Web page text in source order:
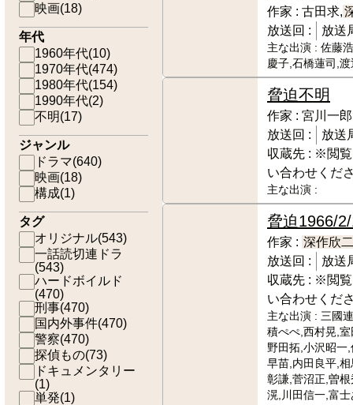
映画(18)
年代
1960年代(10)
1970年代(474)
1980年代(154)
1990年代(2)
不明(17)
ジャンル
ドラマ(640)
映画(18)
構成(1)
タグ
オリジナル(543)
一話読切連ドラ
(543)
ハードボイルド
(470)
刑事(470)
国内外事件(470)
警察(470)
探偵もの(73)
ドキュメンタリー
(1)
単発(1)
作家 : 古田求,
放送回 :
放送
主な出演 : 佐藤
慶子,石橋蓮司,
脅迫不明
作家 : 宮川一
放送回 :
放送
収蔵先 : ※閲覧
い合わせくだ
主な出演 :
脅迫1966/
作家 : 深作欣二
放送回 :
放送
収蔵先 : ※閲覧
い合わせくだ
主な出演 : 三國
積ぺぺ,西村晃,
野田拓,小沢昭一
早苗,内田良平,
彰謙,菅沼正,曽
滉,川田信一,富